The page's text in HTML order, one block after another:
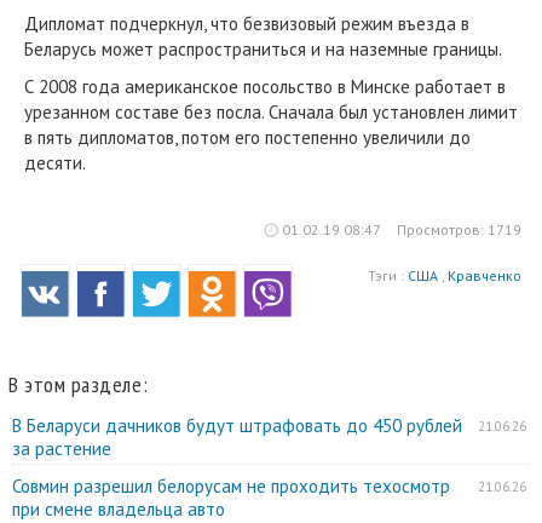
Дипломат подчеркнул, что безвизовый режим въезда в
Беларусь может распространиться и на наземные границы.
С 2008 года американское посольство в Минске работает в
урезанном составе без посла. Сначала был установлен лимит
в пять дипломатов, потом его постепенно увеличили до
десяти.
01.02.19 08:47 Просмотров: 1719
Тэги : США , Кравченко
В этом разделе:
21.06.26
В Беларуси дачников будут штрафовать до 450 рублей
за растение
21.06.26
Совмин разрешил белорусам не проходить техосмотр
при смене владельца авто